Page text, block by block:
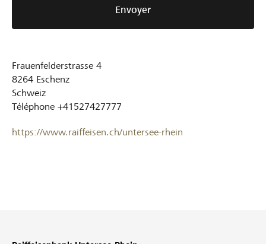
Envoyer
Frauenfelderstrasse 4
8264 Eschenz
Schweiz
Téléphone +41527427777
https://www.raiffeisen.ch/untersee-rhein